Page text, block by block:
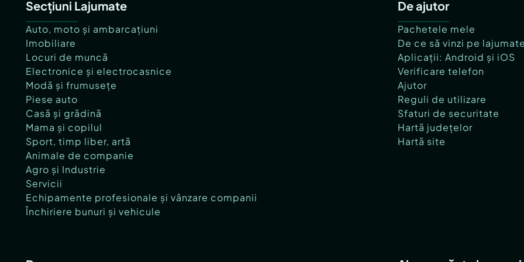
Secțiuni Lajumate
Auto, moto și ambarcațiuni
Imobiliare
Locuri de muncă
Electronice și electrocasnice
Modă și frumusețe
Piese auto
Casă și grădină
Mama și copilul
Sport, timp liber, artă
Animale de companie
Agro și Industrie
Servicii
Echipamente profesionale și vânzare companii
Închiriere bunuri și vehicule
De ajutor
Pachetele mele
De ce să vinzi pe
Aplicații: Android și iOS
Verificare telefon
Ajutor
Reguli de utilizare
Sfaturi de securitate
Hartă județelor
Hartă site